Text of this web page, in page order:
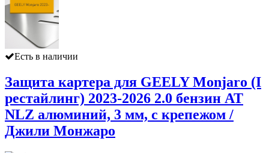
Есть в наличии
Защита картера для GEELY Monjaro (I
рестайлинг) 2023-2026 2.0 бензин AT
NLZ алюминий, 3 мм, с крепежом /
Джили Монжаро